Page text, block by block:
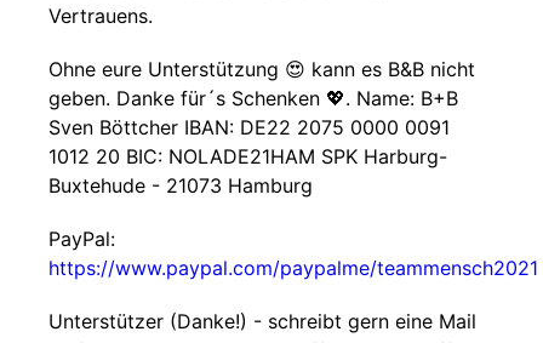
Vertrauens.
Ohne eure Unterstützung 😍 kann es B&B nicht
geben. Danke für´s Schenken 💖. Name: B+B
Sven Böttcher IBAN: DE22 2075 0000 0091
1012 20 BIC: NOLADE21HAM SPK Harburg-
Buxtehude - 21073 Hamburg
PayPal:
https://www.paypal.com/paypalme/teammensch2021
Unterstützer (Danke!) - schreibt gern eine Mail